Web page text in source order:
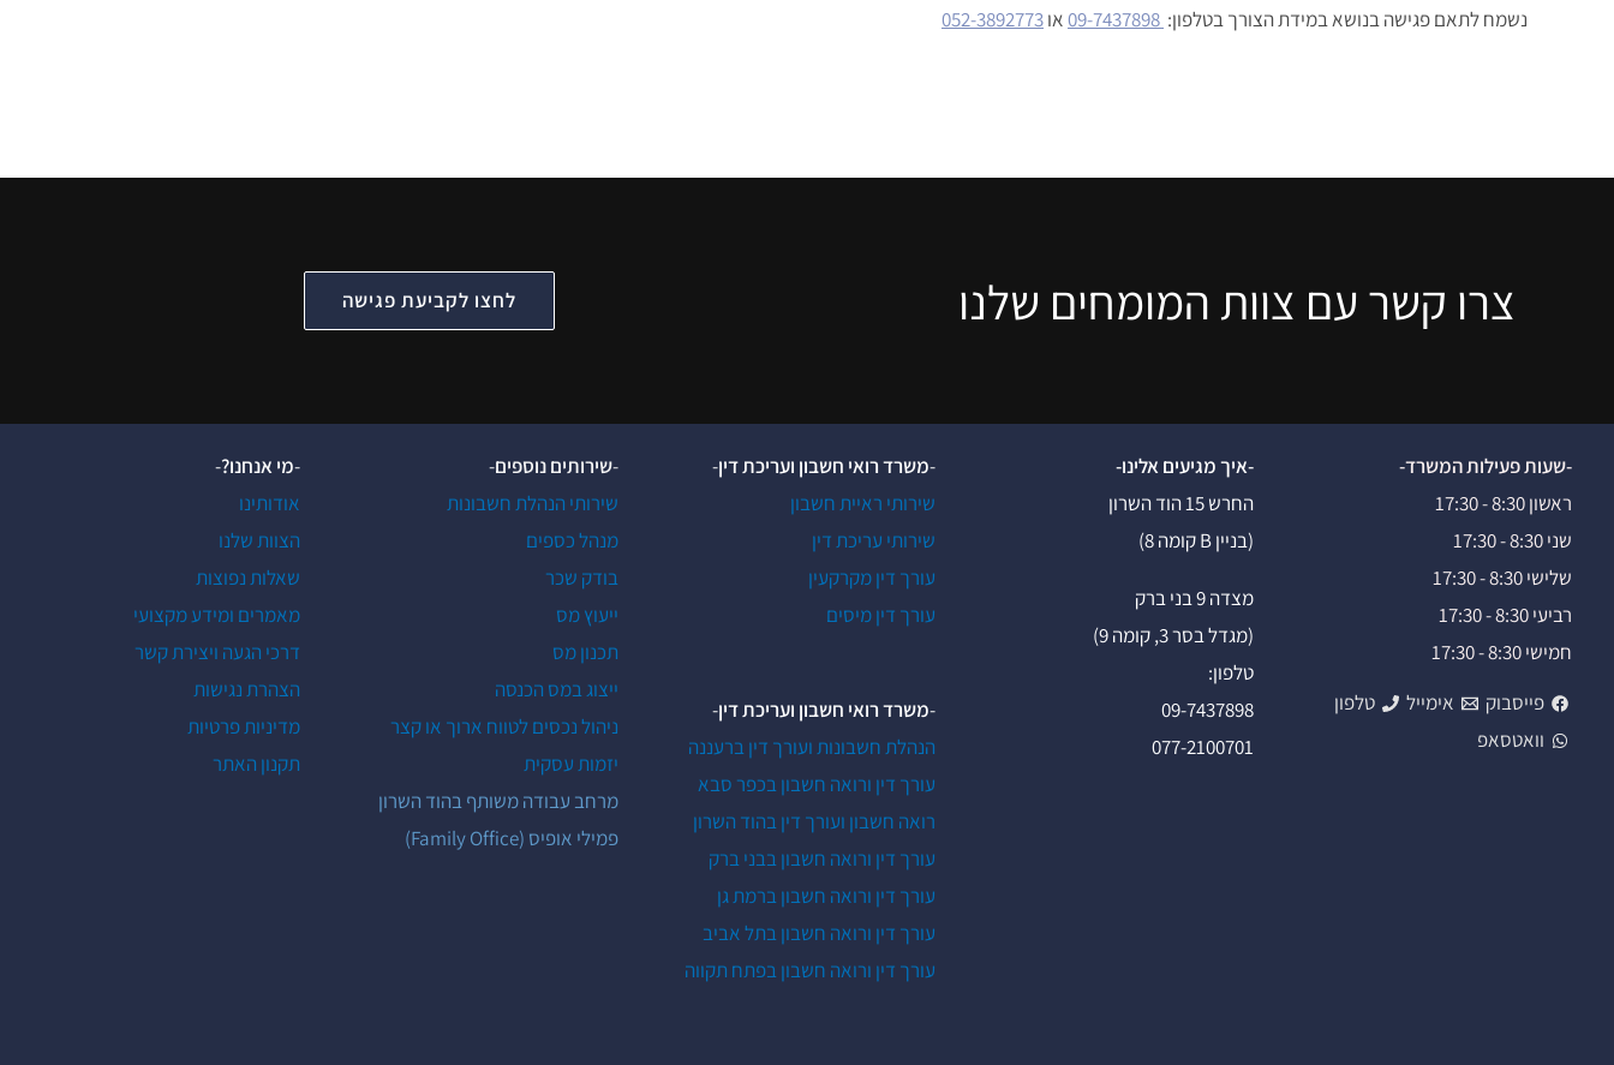
נשמח לתאם פגישה בנושא במידת הצורך בטלפון: או052-3892773
צרו קשר עם צוות המומחים שלנו לחצו לקביעת פגישה
-שעות פעילות המשרד-
ראשון 8:30 - 17:30
שני 8:30 - 17:30
שלישי 8:30 - 17:30
רביעי 8:30 - 17:30
חמישי 8:30 - 17:30
פייסבוק
אימייל
טלפון
וואטסאפ
-איך מגיעים אלינו-
החרש 15 הוד השרון
(בניין B קומה 8)
מצדה 9 בני ברק
(מגדל בסר 3, קומה 9)
טלפון:
09-7437898
077-2100701
-משרד רואי חשבון ועריכת דין-
שירותי ראיית חשבון
שירותי עריכת דין
עורך דין מקרקעין
עורך דין מיסים
-משרד רואי חשבון ועריכת דין-
הנהלת חשבונות ועורך דין ברעננה
עורך דין ורואה חשבון בכפר סבא
רואה חשבון ועורך דין בהוד השרון
עורך דין ורואה חשבון בבני ברק
עורך דין ורואה חשבון ברמת גן
עורך דין ורואה חשבון בתל אביב
עורך דין ורואה חשבון בפתח תקווה
-שירותים נוספים-
שירותי הנהלת חשבונות
מנהל כספים
בודק שכר
ייעוץ מס
תכנון מס
ייצוג במס הכנסה
ניהול נכסים לטווח ארוך או קצר
יזמות עסקית
מרחב עבודה משותף בהוד השרון
פמילי אופיס (Family Office)
-מי אנחנו?-
אודותינו
הצוות שלנו
שאלות נפוצות
מאמרים ומידע מקצועי
דרכי הגעה ויצירת קשר
הצהרת נגישות
מדיניות פרטיות
תקנון האתר